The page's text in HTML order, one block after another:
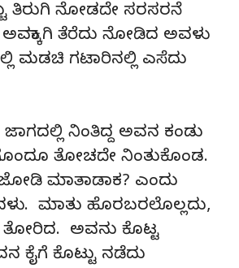
ತಿರುಗಿ ನೋಡದೇ ಸರಸರನೆ
ತೆರೆದು ನೋಡಿದ ಅವಳು
ಮಡಚಿ ಗಟಾರಿನಲ್ಲಿ ಎಸೆದು
ನಿಂತಿದ್ದ ಅವನ ಕಂಡು
ತೋಚದೇ ನಿಂತುಕೊಂಡ.
ಜೋಡಿ ಮಾತಾಡಾಕ? ಎಂದು
ಮಾತು ಹೊರಬರಲೊಲ್ಲದು,
ತೋರಿದ. ಅವನು ಕೊಟ್ಟ
ಕೈಗೆ ಕೊಟ್ಟು ನಡೆದು